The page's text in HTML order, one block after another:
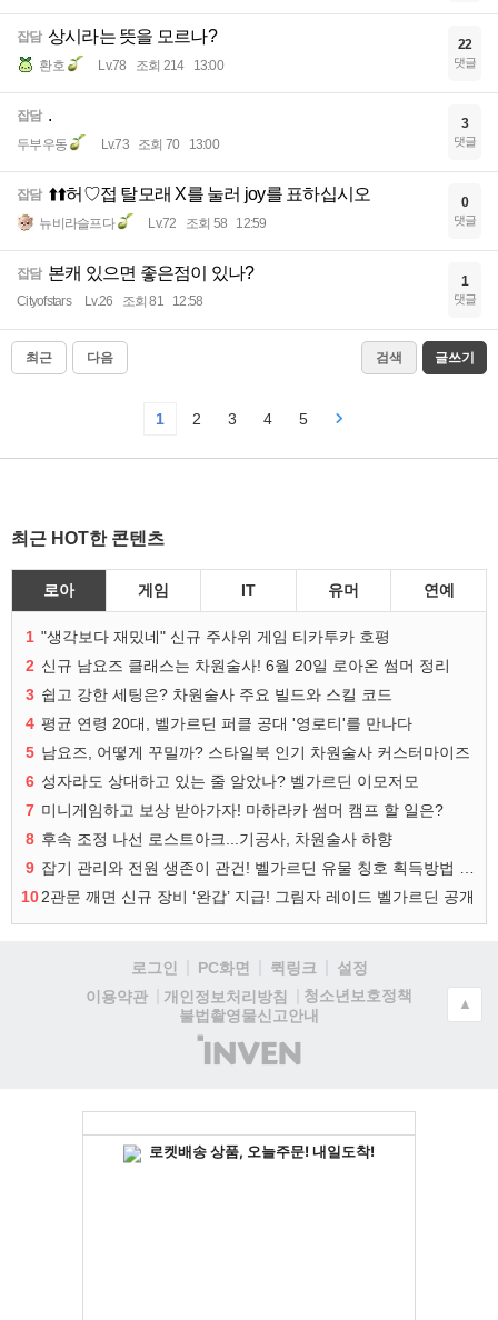
잡담 상시라는 뜻을 모르나?
환호 Lv.78 조회 214 13:00
22
댓글
잡담 .
두부우동 Lv.73 조회 70 13:00
3
댓글
잡담 ⬆️⬆️허♡접 탈모래 X를 눌러 joy를 표하십시오
뉴비라슬프다 Lv.72 조회 58 12:59
0
댓글
잡담 본캐 있으면 좋은점이 있나?
Cityofstars Lv.26 조회 81 12:58
1
댓글
최근 다음 검색 글쓰기
1 2 3 4 5
최근 HOT한 콘텐츠
로아 게임 IT 유머 연예
1 "생각보다 재밌네" 신규 주사위 게임 티카투카 호평
2 신규 남요즈 클래스는 차원술사! 6월 20일 로아온 썸머 정리
3 쉽고 강한 세팅은? 차원술사 주요 빌드와 스킬 코드
4 평균 연령 20대, 벨가르딘 퍼클 공대 '영로티'를 만나다
5 남요즈, 어떻게 꾸밀까? 스타일북 인기 차원술사 커스터마이즈
6 성자라도 상대하고 있는 줄 알았나? 벨가르딘 이모저모
7 미니게임하고 보상 받아가자! 마하라카 썸머 캠프 할 일은?
8 후속 조정 나선 로스트아크...기공사, 차원술사 하향
9
102관문 깨면 신규 장비 ‘완갑’ 지급! 그림자 레이드 벨가르딘 공개
로그인 PC화면 퀵링크
설정
이용약관
개인정보처리방침
청소년보호정책
불법촬영물신고안내
(주)
인
▲